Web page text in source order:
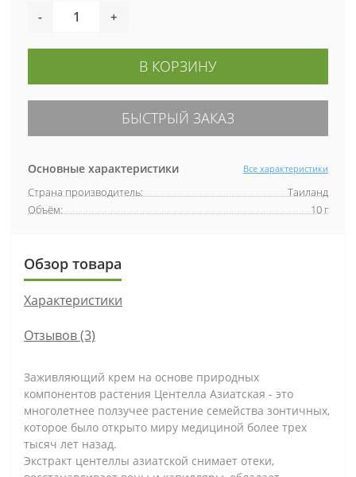
Основные характеристики Все характеристики
Страна производитель:
Таиланд
Объём:
10 г
- +
В КОРЗИНУ
БЫСТРЫЙ ЗАКАЗ
Обзор товара
Характеристики
Отзывов (3)
Заживляющий крем на основе природных
компонентов растения Центелла Азиатская - это
многолетнее ползучее растение семейства зонтичных,
которое было открыто миру медициной более трех
тысяч лет назад.
Экстракт центеллы азиатской снимает отеки,